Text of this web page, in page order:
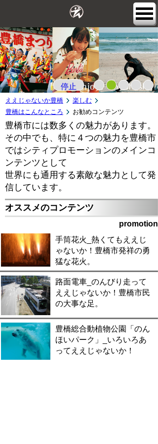
停止
ええじゃないか豊橋
楽しむ
豊橋はこんなところ
お勧めコンテンツ
豊橋市には数多くの魅力があります。
その中でも、特に４つの魅力を豊橋市
ではシティプロモーションのメインコ
ンテンツとして
世界にも通用する素敵な魅力として発
信しています。
オススメのコンテンツ
promotion
手筒花火_熱くてもええじ
ゃないか！豊橋市発祥の勇
猛な花火。
路面電車_のんびり走って
ええじゃないか！豊橋市民
の大事な足。
豊橋総合動植物公園「のん
ほいパーク」_いろいろあ
ってええじゃないか！